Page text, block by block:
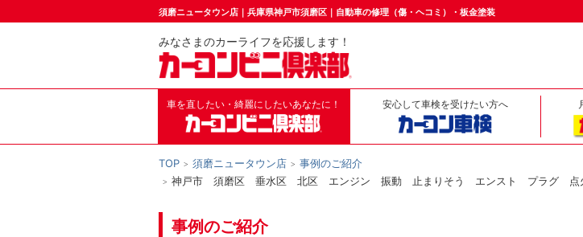
須磨ニュータウン店｜兵庫県神戸市須磨区｜自動車の修理（傷・ヘコミ）・板金塗装
みなさまのカーライフを応援します！
車を直したい・綺麗にしたいあなたに！ 安心して車検を受けたい方へ
TOP 須磨ニュータウン店
事例のご紹介
神戸市 須磨区 垂水区 北区 エンジン 振動 止まりそう エンスト プラグ
事例のご紹介